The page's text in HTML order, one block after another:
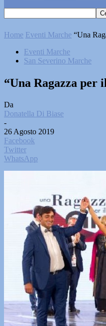
Home Eventi Marche “Una
Eventi Marche
San Severino Marche
“Una Ragazza per
Da
Donatella Di Biase
-
26 Agosto 2019
Facebook
Twitter
WhatsApp